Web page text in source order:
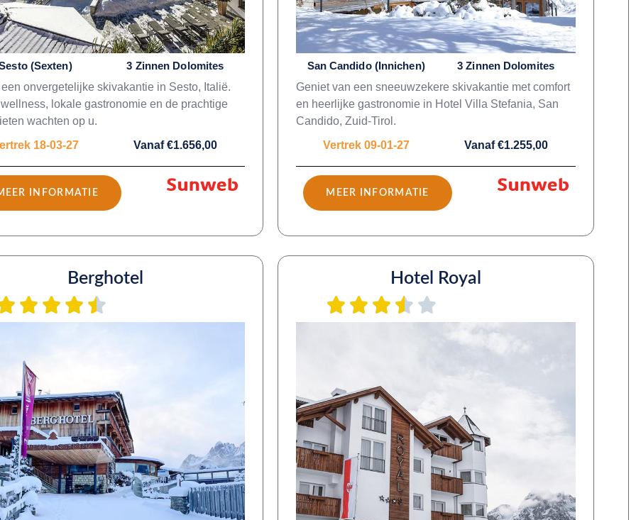
(Sexten)
3 Zinnen Dolomites
onvergetelijke skivakantie in Sesto, Italië.
lokale gastronomie en de prachtige
wachten op u.
18-03-27
Vanaf €1.656,00
INFORMATIE
San Candido (Innichen)
3 Zinnen Dolomites
Geniet van een sneeuwzekere skivakantie met comfort
en heerlijke gastronomie in Hotel Villa Stefania, San
Candido, Zuid-Tirol.
Vertrek 09-01-27
Vanaf €1.255,00
MEER INFORMATIE
Berghotel Hotel Royal